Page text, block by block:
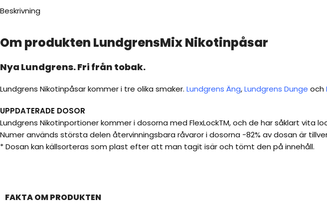
Beskrivning
Om produkten LundgrensMix Nikotinpåsar
Nya Lundgrens. Fri från tobak.
Lundgrens Nikotinpåsar kommer i tre olika smaker. Lundgrens Äng,Lundgrens Dunge och
UPPDATERADE DOSOR
Lundgrens Nikotinportioner kommer i dosorna med FlexLockTM, och de har såklart vita
Numer används största delen återvinningsbara råvaror i dosorna -82% av dosan är
* Dosan kan källsorteras som plast efter att man tagit isär och tömt den på innehåll.
FAKTA OM PRODUKTEN